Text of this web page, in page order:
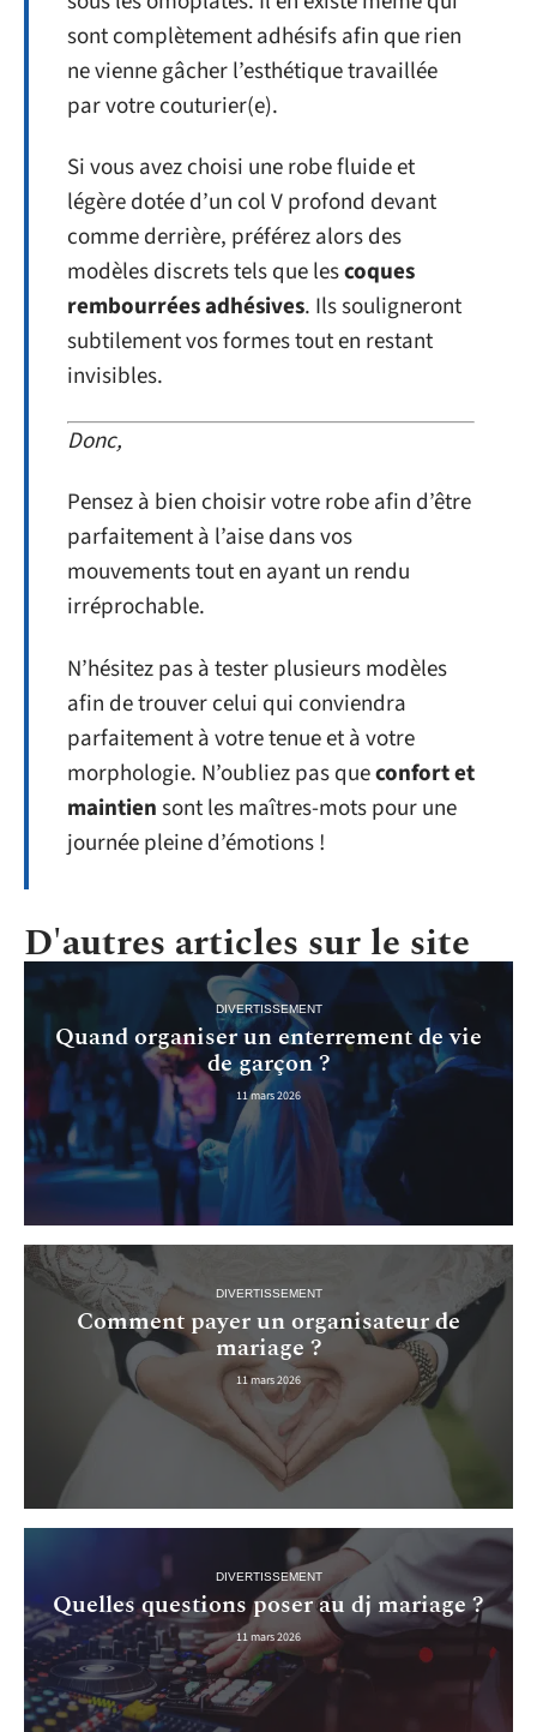
sont complètement adhésifs afin que rien
ne vienne gâcher l’esthétique travaillée
par votre couturier(e).
Si vous avez choisi une robe fluide et
légère dotée d’un col V profond devant
comme derrière, préférez alors des
modèles discrets tels que lescoques
rembourrées adhésives. Ils souligneront
subtilement vos formes tout en restant
invisibles.
Donc,
Pensez à bien choisir votre robe afin d’être
parfaitement à l’aise dans vos
mouvements tout en ayant un rendu
irréprochable.
N’hésitez pas à tester plusieurs modèles
afin de trouver celui qui conviendra
parfaitement à votre tenue et à votre
morphologie. N’oubliez pas queconfort et
maintiensont les maîtres-mots pour une
journée pleine d’émotions !
D'autres articles sur le site
DIVERTISSEMENT
Quand organiser un enterrement de vie
de garçon ?
11 mars 2026
DIVERTISSEMENT
Comment payer un organisateur de
mariage ?
11 mars 2026
DIVERTISSEMENT
Quelles questions poser au dj mariage ?
11 mars 2026